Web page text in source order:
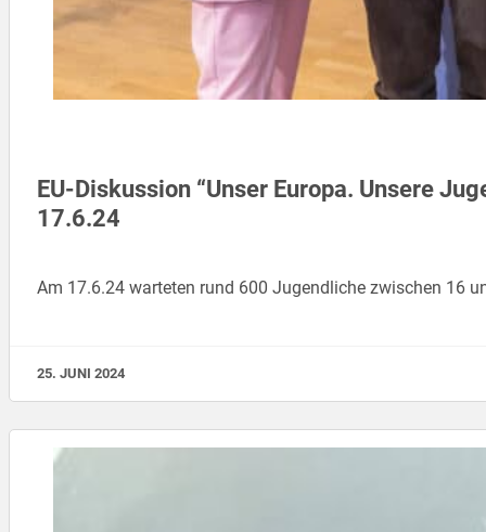
EU-Diskussion “Unser Europa. Unsere
17.6.24
Am 17.6.24 warteten rund 600 Jugendliche zwischen 16
25. JUNI 2024